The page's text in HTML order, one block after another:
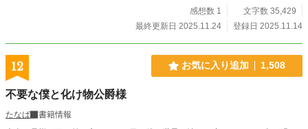
感想数 1
文字数 35,429
最終更新日 2025.11.24
登録日 2025.11.14
12 お気に入り追加 1,508
不要な僕と化け物公爵様
たなぱ
書籍情報